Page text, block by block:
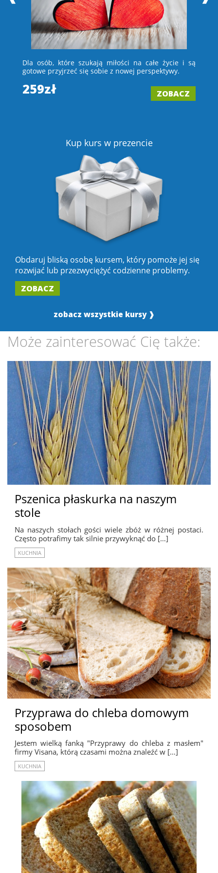
Dla osób, które szukają miłości na całe życie i są
gotowe przyjrzeć się sobie z nowej perspektywy.
259zł ZOBACZ
Kup kurs w prezencie
Obdaruj bliską osobę kursem, który pomoże jej się
rozwijać lub przezwyciężyć codzienne problemy.
ZOBACZ
zobacz wszystkie kursy ❱
Może zainteresować Cię także:
Pszenica płaskurka na naszym
stole
Na naszych stołach gości wiele zbóż w różnej postaci.
Często potrafimy tak silnie przywyknąć do […]
KUCHNIA
Przyprawa do chleba domowym
sposobem
Jestem wielką fanką "Przyprawy do chleba z masłem"
firmy Visana, którą czasami można znaleźć w […]
KUCHNIA